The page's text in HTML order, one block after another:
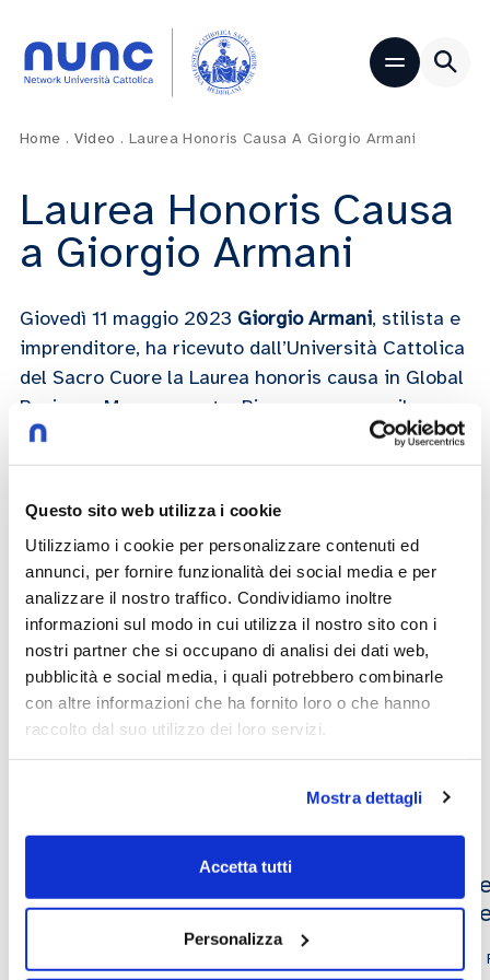
Questo sito web utilizza i cookie
Utilizziamo i cookie per personalizzare contenuti ed
annunci, per fornire funzionalità dei social media e per
analizzare il nostro traffico. Condividiamo inoltre
informazioni sul modo in cui utilizza il nostro sito con i
nostri partner che si occupano di analisi dei dati web,
pubblicità e social media, i quali potrebbero combinarle
con altre informazioni che ha fornito loro o che hanno
raccolto dal suo utilizzo dei loro servizi.
Mostra dettagli
Accetta tutti
Personalizza
Home . Video . Laurea Honoris Causa A Giorgio Armani
Laurea Honoris Causa
a Giorgio Armani
Giovedì 11 maggio 2023 Giorgio Armani, stilista e
imprenditore, ha ricevuto dall’Università Cattolica
del Sacro Cuore la Laurea honoris causa in Global
Business Management a Piacenza, presso il
Teatro Municipale
Giorgio Armani
11/05/2023
Play now
Altri video che potrebbero
del ritorno